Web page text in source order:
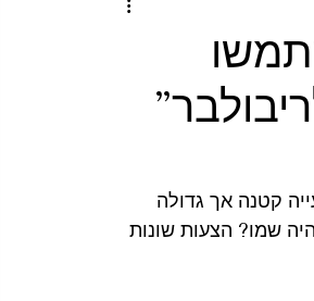
Magical Mystery
קטנה אך גדולה
שמו? הצעות שונות